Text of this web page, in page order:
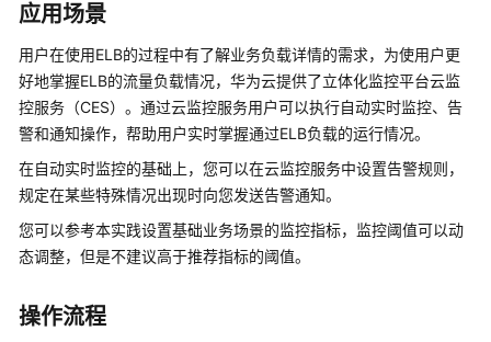
品
介
绍
计
费
说
明
速
入
应用场景
用户在使用ELB的过程中有了解业务负载详情的需求，为使用户更
好地掌握ELB的流量负载情况，华为云提供了立体化监控平台云监
控服务（CES）。通过云监控服务用户可以执行自动实时监控、告
警和通知操作，帮助用户实时掌握通过ELB负载的运行情况。
在自动实时监控的基础上，您可以在云监控服务中设置告警规则，
规定在某些特殊情况出现时向您发送告警通知。
您可以参考本实践设置基础业务场景的监控指标，监控阈值可以动
态调整，但是不建议高于推荐指标的阈值。
操作流程